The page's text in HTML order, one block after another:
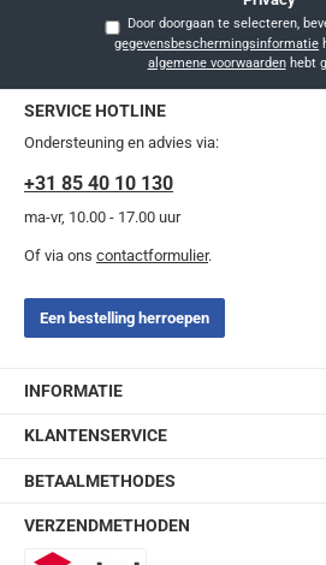
gegevensbeschermingsinformatie
algemene voorwaardenhebt
SERVICE HOTLINE
Ondersteuning en advies via:
+31 85 40 10 130
ma-vr, 10.00 - 17.00 uur
Of via ons contactformulier.
Een bestelling herroepen
INFORMATIE
KLANTENSERVICE
BETAALMETHODES
VERZENDMETHODEN